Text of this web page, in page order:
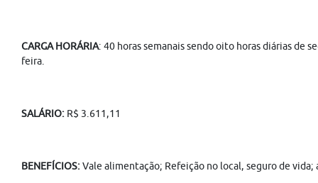
CARGA HORÁRIA: 40 horas semanais sendo oito horas diárias de
feira.
SALÁRIO: R$ 3.611,11
BENEFÍCIOS:Vale alimentação; Refeição no local, seguro de